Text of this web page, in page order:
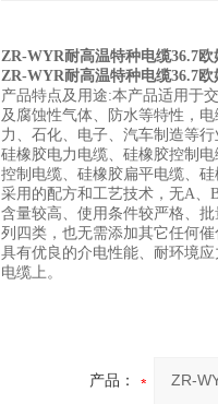
ZR-WYR耐高温特种电缆36.7欧
ZR-WYR耐高温特种电缆36.7欧
产品特点及用途:本产品适用于
及腐蚀性气体、防水等特性，
力、石化、电子、汽车制造等
硅橡胶电力电缆、硅橡胶控制
控制电缆、硅橡胶扁平电缆、
采用的配方和工艺技术，无A、
含量较高、使用条件较严格、
列四类，也无需添加其它任何
具有优良的介电性能、耐环境
电缆上。
产品：